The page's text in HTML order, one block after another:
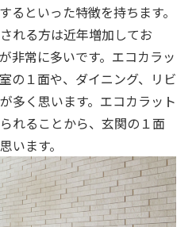
るといった特徴を持ちます。
れる方は近年増加してお
非常に多いです。エコカラッ
の１面や、ダイニング、リビ
多く思います。エコカラット
れることから、玄関の１面
います。